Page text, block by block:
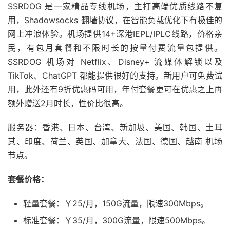
SSRDOG 是一家精品专线机场，主打高端优质线路不复
用，Shadowsocks 翻墙协议，在智能负载优化下有极佳的
网上冲浪体验。机场提供14+深港IEPL/IPLC线路，价格亲
民，有包月套餐和不限时长的按量付费流量包提供。
SSRDOG 机场对 Netflix、Disney+ 流媒体解锁以及
TikTok、ChatGPT 都能提供很好的支持。新用户可免费试
用，此外还有9折优惠码可用，年付套餐更可在优惠之上再
额外赠送2月时长，性价比很高。
服务器：香港、日本、台湾、新加坡、美国、韩国、土耳
其、印度、荷兰、英国、加拿大、法国、德国、越南 机场
节点。
套餐价格：
轻量套餐：￥25/月，150G流量，限速300Mbps。
标准套餐：￥35/月，300G流量，限速500Mbps。